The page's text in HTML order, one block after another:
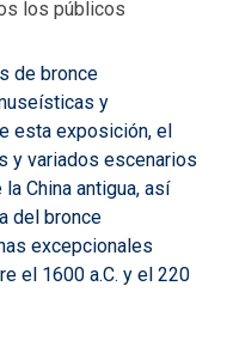
los públicos
de bronce
y
esta exposición, el
y variados escenarios
China antigua, así
del bronce
excepcionales
el 1600 a.C. y el 220